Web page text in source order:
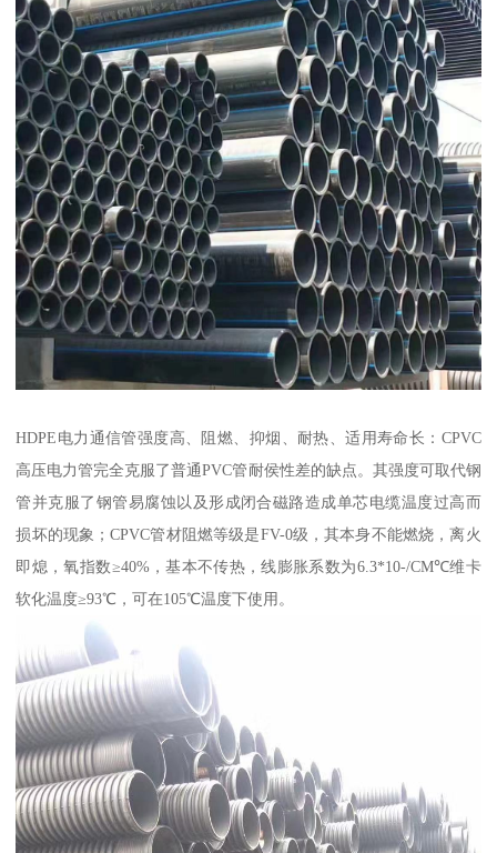
HDPE电力通信管强度高、阻燃、抑烟、耐热、适用寿命长：CPVC
高压电力管完全克服了普通PVC管耐侯性差的缺点。其强度可取代钢
管并克服了钢管易腐蚀以及形成闭合磁路造成单芯电缆温度过高而
损坏的现象；CPVC管材阻燃等级是FV-0级，其本身不能燃烧，离火
即熄，氧指数≥40%，基本不传热，线膨胀系数为6.3*10-/CM℃维卡
软化温度≥93℃，可在105℃温度下使用。